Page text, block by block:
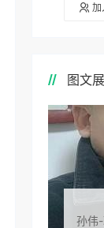
加
图文
孙伟